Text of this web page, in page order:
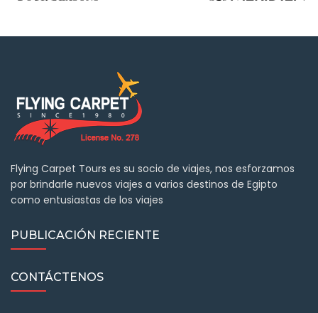
Flying Carpet Tours es su socio de viajes, nos esforzamos
por brindarle nuevos viajes a varios destinos de Egipto
como entusiastas de los viajes
PUBLICACIÓN RECIENTE
CONTÁCTENOS